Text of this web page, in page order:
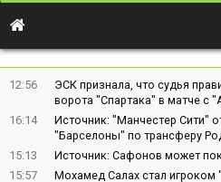
12:56
ЭСК признала, что судья
ворота "Спартака" в матче с
16:14
Источник: "Манчестер Сити"
"Барселоны" по трансферу
15:13
Источник: Сафонов может
15:57
Мохамед Салах стал игроком